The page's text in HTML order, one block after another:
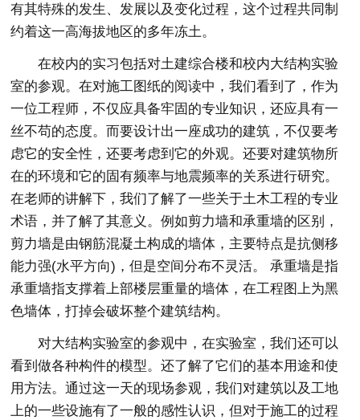
有其特殊的发生、发展以及变化过程，这个过程共同制
约着这一高海拔地区的多年冻土。
在校内的实习包括对土建综合楼和校内大结构实验
室的参观。在对施工图纸的阅读中，我们看到了，作为
一位工程师，不仅应具备牢固的专业知识，还应具有一
丝不苟的态度。而要设计出一座成功的建筑，不仅要考
虑它的安全性，还要考虑到它的外观。还要对建筑物所
在的环境和它的固有频率与地震频率的关系进行研究。
在老师的讲解下，我们了解了一些关于土木工程的专业
术语，并了解了其意义。例如剪力墙和承重墙的区别，
剪力墙是由钢筋混凝土构成的墙体，主要特点是抗侧移
能力强(水平方向)，但是空间分布不灵活。 承重墙是指
承重墙指支撑着上部楼层重量的墙体，在工程图上为黑
色墙体，打掉会破坏整个建筑结构。
对大结构实验室的参观中，在实验室，我们还可以
看到做各种构件的模型。还了解了它们的基本用途和使
用方法。通过这一天的现场参观，我们对建筑以及工地
上的一些设施有了一般的感性认识，但对于施工的过程